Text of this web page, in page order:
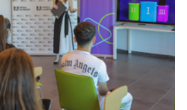
და მშობლები